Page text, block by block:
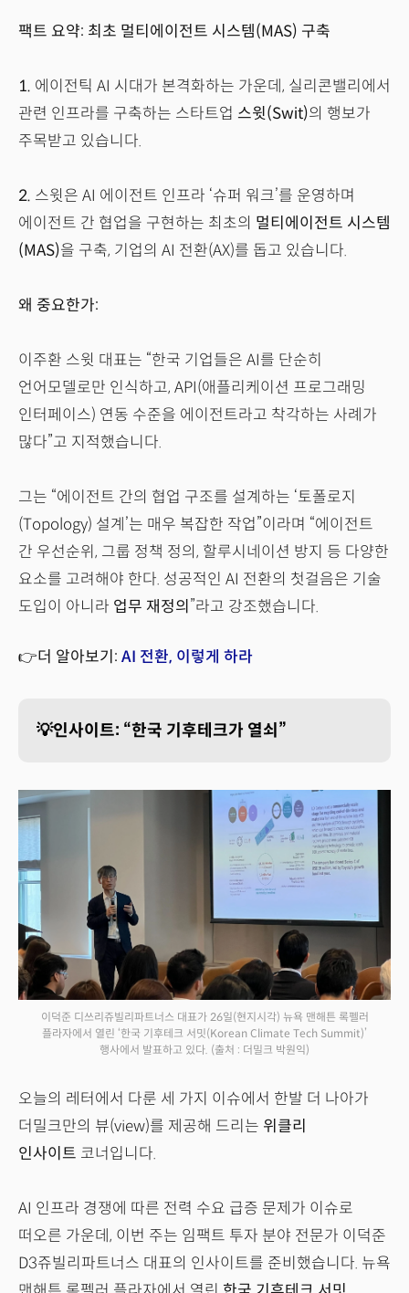
팩트 요약: 최초 멀티에이전트 시스템(MAS) 구축
1. 에이전틱 AI 시대가 본격화하는 가운데, 실리콘밸리에서
관련 인프라를 구축하는 스타트업 스윗(Swit)의 행보가
주목받고 있습니다.
2. 스윗은 AI 에이전트 인프라 ‘슈퍼 워크’를 운영하며
에이전트 간 협업을 구현하는 최초의 멀티에이전트 시스템
(MAS)을 구축, 기업의 AI 전환(AX)를 돕고 있습니다.
왜 중요한가:
이주환 스윗 대표는 “한국 기업들은 AI를 단순히
언어모델로만 인식하고, API(애플리케이션 프로그래밍
인터페이스) 연동 수준을 에이전트라고 착각하는 사례가
많다”고 지적했습니다.
그는 “에이전트 간의 협업 구조를 설계하는 ‘토폴로지
(Topology) 설계’는 매우 복잡한 작업”이라며 “에이전트
간 우선순위, 그룹 정책 정의, 할루시네이션 방지 등 다양한
요소를 고려해야 한다. 성공적인 AI 전환의 첫걸음은 기술
도입이 아니라 업무 재정의 ”라고 강조했습니다.
👉더 알아보기: AI 전환, 이렇게 하라
💡인사이트: “한국 기후테크가 열쇠”
이덕준 디쓰리쥬빌리파트너스 대표가 26일(현지시각) 뉴욕 맨해튼 록펠러
플라자에서 열린 ‘한국 기후테크 서밋(Korean Climate Tech Summit)’
행사에서 발표하고 있다. (출처 : 더밀크 박원익)
오늘의 레터에서 다룬 세 가지 이슈에서 한발 더 나아가
더밀크만의 뷰(view)를 제공해 드리는 위클리
인사이트 코너입니다.
AI 인프라 경쟁에 따른 전력 수요 급증 문제가 이슈로
떠오른 가운데, 이번 주는 임팩트 투자 분야 전문가 이덕준
D3쥬빌리파트너스 대표의 인사이트를 준비했습니다. 뉴욕